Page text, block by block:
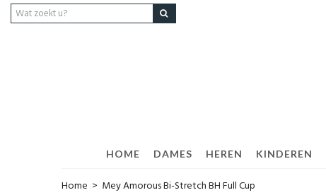
HOME DAMES HEREN KINDEREN
Home > Mey Amorous Bi-Stretch BH Full Cup